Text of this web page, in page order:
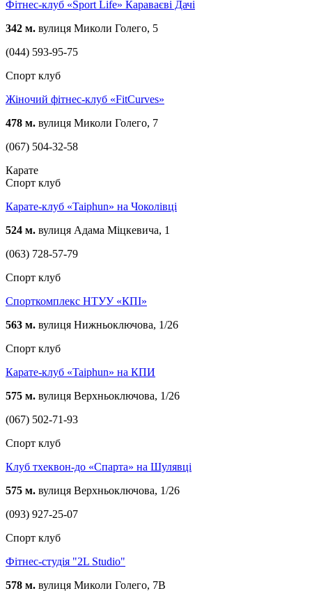
Фітнес-клуб «Sport Life» Караваєві Дачі
342 м. вулиця Миколи Голего, 5
(044) 593-95-75
Спорт клуб
Жіночий фітнес-клуб «FitCurves»
478 м. вулиця Миколи Голего, 7
(067) 504-32-58
Карате
Спорт клуб
Карате-клуб «Taiphun» на Чоколівці
524 м. вулиця Адама Міцкевича, 1
(063) 728-57-79
Спорт клуб
Спорткомплекс НТУУ «КПІ»
563 м. вулиця Нижньоключова, 1/26
Спорт клуб
Карате-клуб «Taiphun» на КПИ
575 м. вулиця Верхньоключова, 1/26
(067) 502-71-93
Спорт клуб
Клуб тхеквон-до «Спарта» на Шулявці
575 м. вулиця Верхньоключова, 1/26
(093) 927-25-07
Спорт клуб
Фітнес-студія "2L Studio"
578 м. вулиця Миколи Голего, 7В